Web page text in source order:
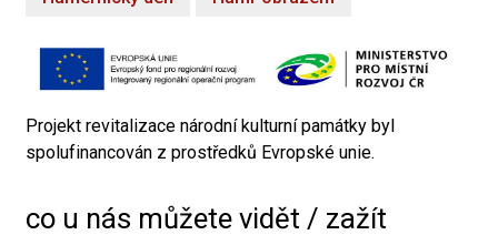
Projekt revitalizace národní kulturní památky byl
spolufinancován z prostředků Evropské unie.
co u nás můžete vidět / zažít